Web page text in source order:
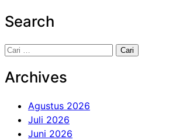
Search
Cari
Archives
Agustus 2026
Juli 2026
Juni 2026